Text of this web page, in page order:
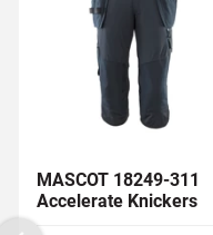
MASCOT 18249-311
Accelerate Knickers